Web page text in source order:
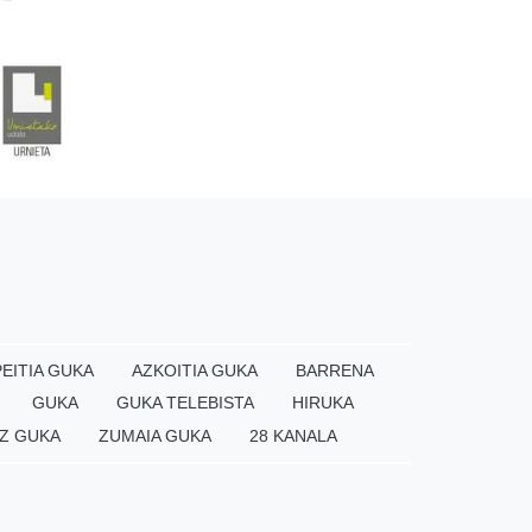
GUKA AZKOITIA GUKA
BARRENA
GUKA GUKA TELEBISTA
HIRUKA
GUKA ZUMAIA GUKA 28 KANALA